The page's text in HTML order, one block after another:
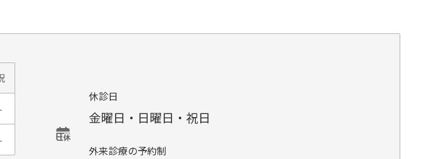
-
-
休診日
金曜日・日曜日・祝日
外来診療の予約制